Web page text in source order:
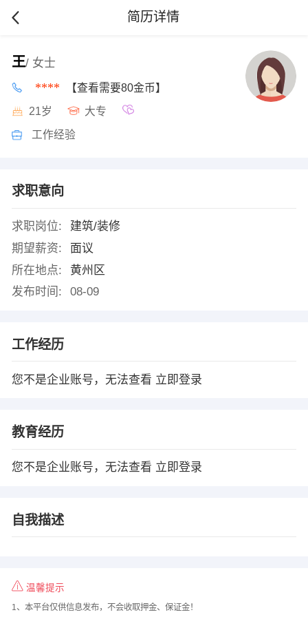
简历详情
王/ 女士
**** 【查看需要80金币】
21岁 大专
工作经验
求职意向
求职岗位:
建筑/装修
期望薪资:
面议
所在地点:
黄州区
发布时间:
08-09
工作经历
您不是企业账号，无法查看 立即登录
教育经历
您不是企业账号，无法查看 立即登录
自我描述
温馨提示
1、本平台仅供信息发布，不会收取押金、保证金！